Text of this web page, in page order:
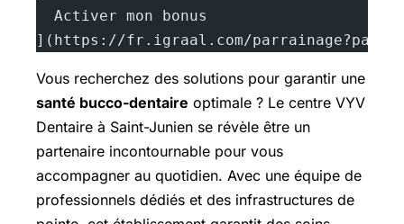
  Activer mon bonus
](https://fr.igraal.com/
Vous recherchez des solutions pour garantir une
santé bucco-dentaire optimale ? Le centre VYV
Dentaire à Saint-Junien se révèle être un
partenaire incontournable pour vous
accompagner au quotidien. Avec une équipe de
professionnels dédiés et des infrastructures de